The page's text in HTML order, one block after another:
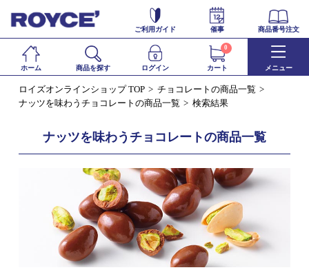
ご利用ガイド 催事 商品番号注文
ホーム 商品を探す ログイン カート
0
メニュー
ロイズオンラインショップ TOP
チョコレートの商品一覧
ナッツを味わうチョコレートの商品一覧
検索結果
ナッツを味わうチョコレートの商品一覧